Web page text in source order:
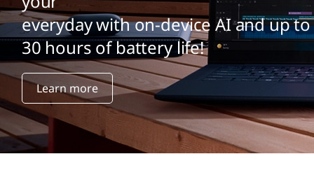
everyday with on-device AI and up to
30 hours of battery life!
Learn more